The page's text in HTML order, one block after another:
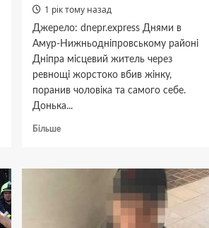
1 рік тому назад
Джерело: dnepr.express Днями в
Амур-Нижньодніпровському районі
Дніпра місцевий житель через
ревнощі жорстоко вбив жінку,
поранив чоловіка та самого себе.
Донька...
БільшеДокладніше
страшна